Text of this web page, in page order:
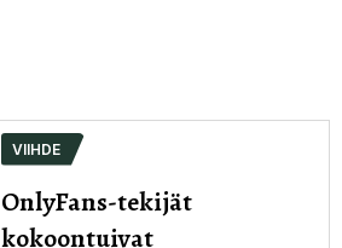
VIIHDE
OnlyFans-tekijät
kokoontuivat